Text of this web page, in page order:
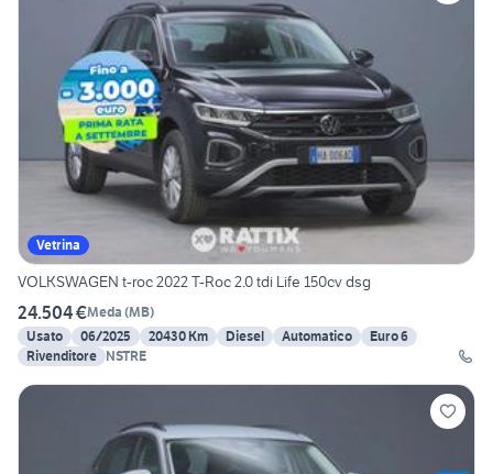
Vetrina
VOLKSWAGEN t-roc 2022 T-Roc 2.0 tdi Life 150cv dsg
24.504 €Meda (MB)
Usato
06/2025 20430 Km Diesel Automatico
Euro 6
Rivenditore NSTRE